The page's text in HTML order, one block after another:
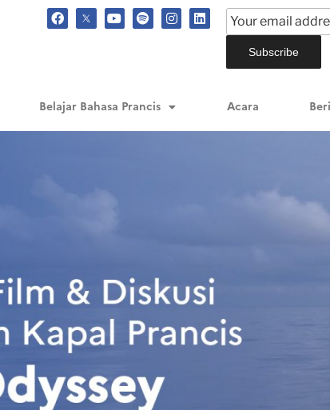
Belajar Bahasa Prancis Acara